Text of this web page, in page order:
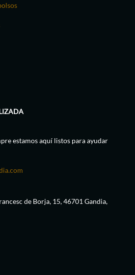
estamos aquí listos para ayudar
de Borja, 15, 46701 Gandia,